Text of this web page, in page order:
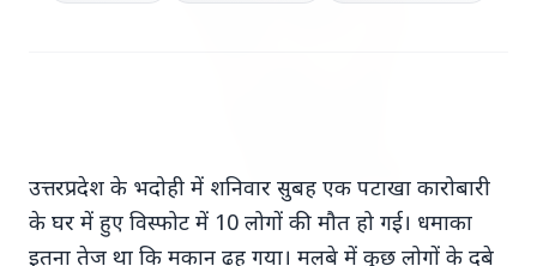
उत्तरप्रदेश के भदोही में शनिवार सुबह एक पटाखा कारोबारी
के घर में हुए विस्फोट में 10 लोगों की मौत हो गई। धमाका
इतना तेज था कि मकान ढह गया। मलबे में कुछ लोगों के दबे